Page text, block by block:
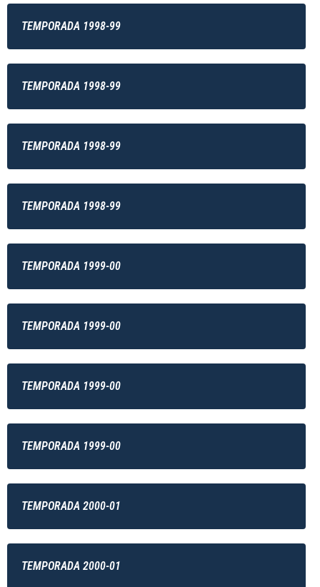
TEMPORADA 1998-99
TEMPORADA 1998-99
TEMPORADA 1998-99
TEMPORADA 1998-99
TEMPORADA 1999-00
TEMPORADA 1999-00
TEMPORADA 1999-00
TEMPORADA 1999-00
TEMPORADA 2000-01
TEMPORADA 2000-01